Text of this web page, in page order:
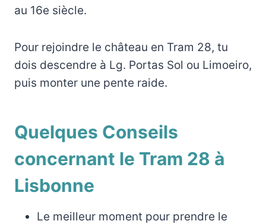
au 16e siècle.
Pour rejoindre le château en Tram 28, tu
dois descendre à Lg. Portas Sol ou Limoeiro,
puis monter une pente raide.
Quelques Conseils
concernant le Tram 28 à
Lisbonne
Le meilleur moment pour prendre le